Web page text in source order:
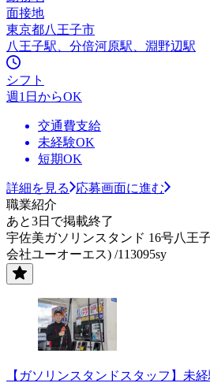
面接地
東京都八王子市
八王子駅、分倍河原駅、淵野辺駅
シフト
週1日からOK
交通費支給
未経験OK
短期OK
詳細を見る
応募画面に進む
職業紹介
あと3日で掲載終了
宇佐美ガソリンスタンド 16号八王
会社ユーオーエス) /113095sy
【ガソリンスタンドスタッフ】未